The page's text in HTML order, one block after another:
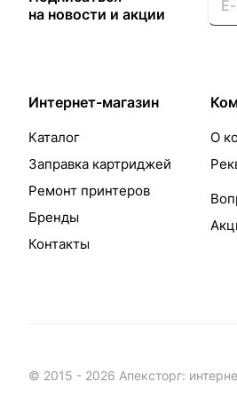
на новости и акции
Интернет-магазин
Каталог
Заправка картриджей
Ремонт принтеров
Бренды
Контакты
О
© 2015 - 2026 Апексторг: